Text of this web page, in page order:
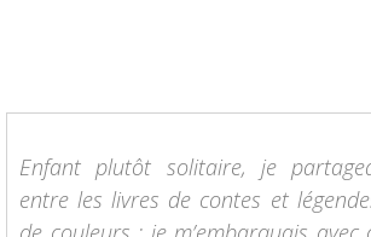
Enfant plutôt solitaire, je
entre les livres de contes et